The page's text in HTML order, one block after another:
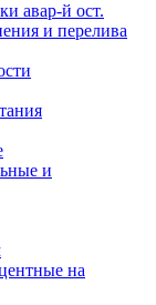
авар-й ост.
и перелива
и
на